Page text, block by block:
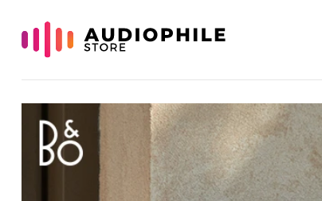
Inhalt
springen